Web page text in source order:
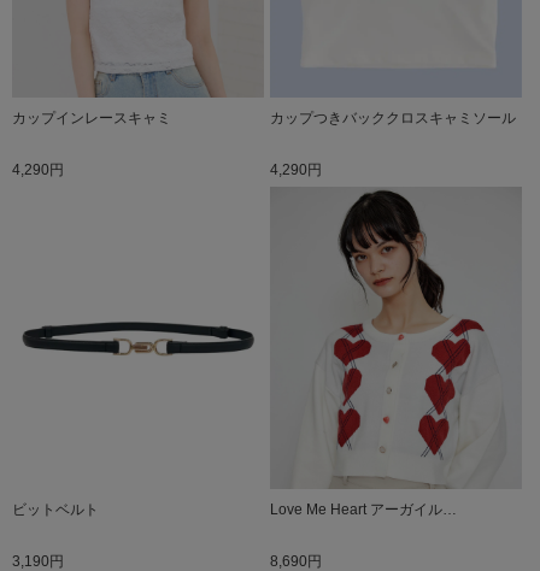
カップインレースキャミ
4,290円
カップつきバッククロスキャミソール
4,290円
ビットベルト
3,190円
Love Me Heart アーガイル…
8,690円